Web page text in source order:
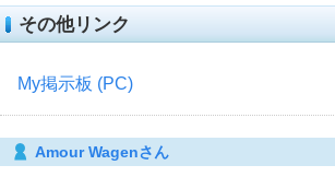
その他リンク
My掲示板 (PC)
Amour Wagenさん